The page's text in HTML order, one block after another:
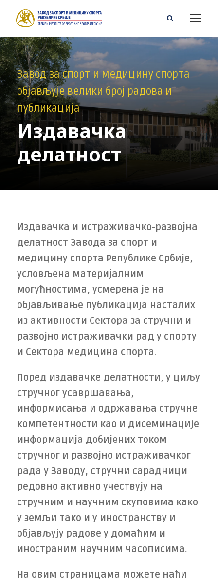
Завод за спорт и медицину спорта
објављује велики број радова и
публикација
Издавачка
делатност
Издавачка и истраживачко-развојна
делатност Завода за спорт и
медицину спорта Републике Србије,
условљена материјалним
могућностима, усмерена је на
објављивање публикација насталих
из активности Сектора за стручни и
развојно истраживачки рад у спорту
и Сектора медицина спорта.
Поред издавачке делатности, у циљу
стручног усавршавања,
информисања и одржавања стручне
компетентности као и дисеминације
информација добијених током
стручног и развојно истраживачког
рада у Заводу, стручни сарадници
редовно активно учествују на
стручним и научним скуповима како
у земљи тако и у иностранству и
објављују радове у домаћим и
иностраним научним часописима.
На овим страницама можете наћи